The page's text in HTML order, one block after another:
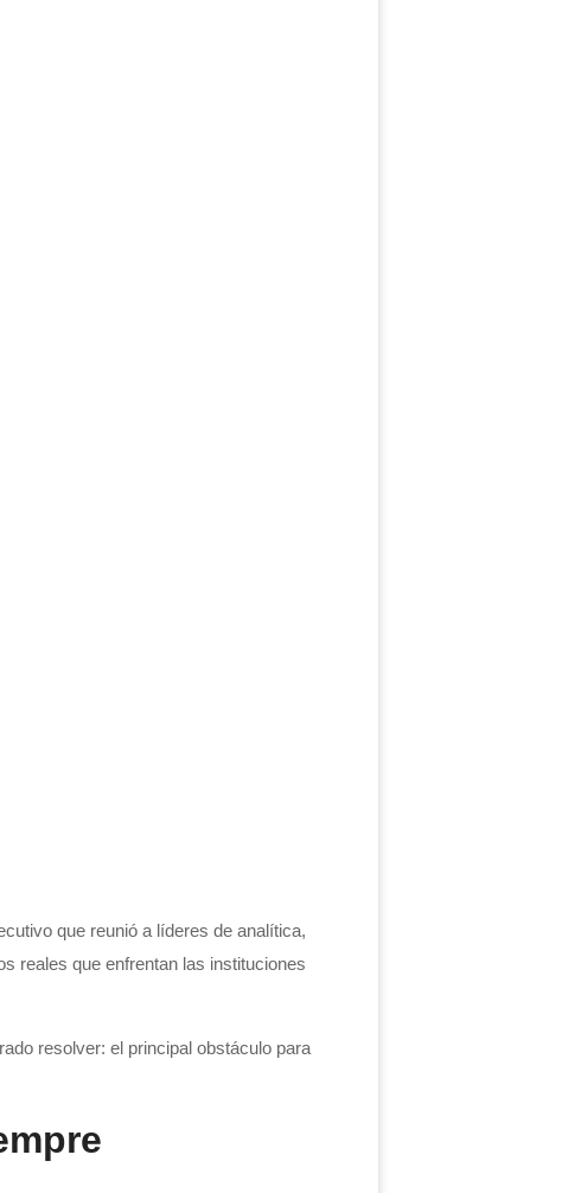
que reunió a líderes de analítica,
reales que enfrentan las instituciones
resolver: el principal obstáculo para